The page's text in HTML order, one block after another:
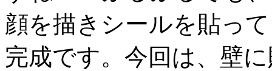
顔を描きシールを貼っ
完成です。今回は、壁